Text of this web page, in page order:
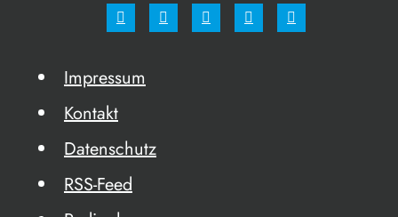
Impressum
Kontakt
Datenschutz
RSS-Feed